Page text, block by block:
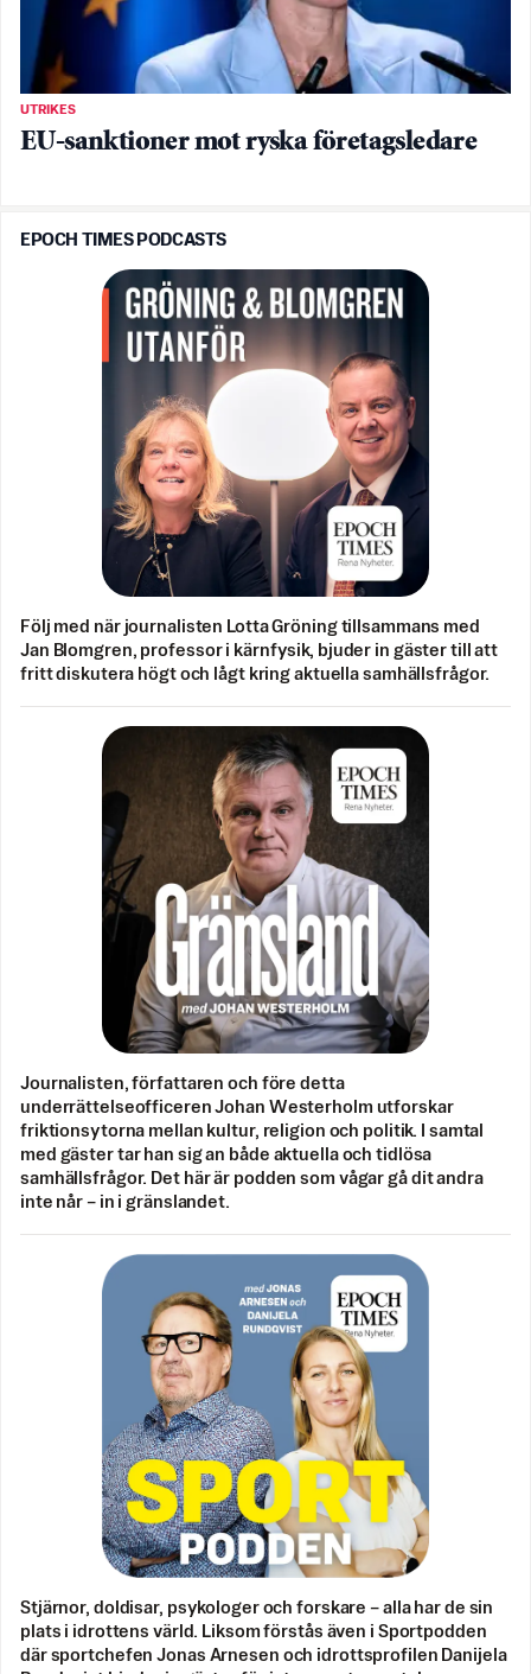
UTRIKES
EU-sanktioner mot ryska företagsledare
EPOCH TIMES PODCASTS
Följ med när journalisten Lotta Gröning tillsammans med
Jan Blomgren, professor i kärnfysik, bjuder in gäster till att
fritt diskutera högt och lågt kring aktuella samhällsfrågor.
Journalisten, författaren och före detta
underrättelseofficeren Johan Westerholm utforskar
friktionsytorna mellan kultur, religion och politik. I samtal
med gäster tar han sig an både aktuella och tidlösa
samhällsfrågor. Det här är podden som vågar gå dit andra
inte når – in i gränslandet.
Stjärnor, doldisar, psykologer och forskare – alla har de sin
plats i idrottens värld. Liksom förstås även i Sportpodden
där sportchefen Jonas Arnesen och idrottsprofilen Danijela